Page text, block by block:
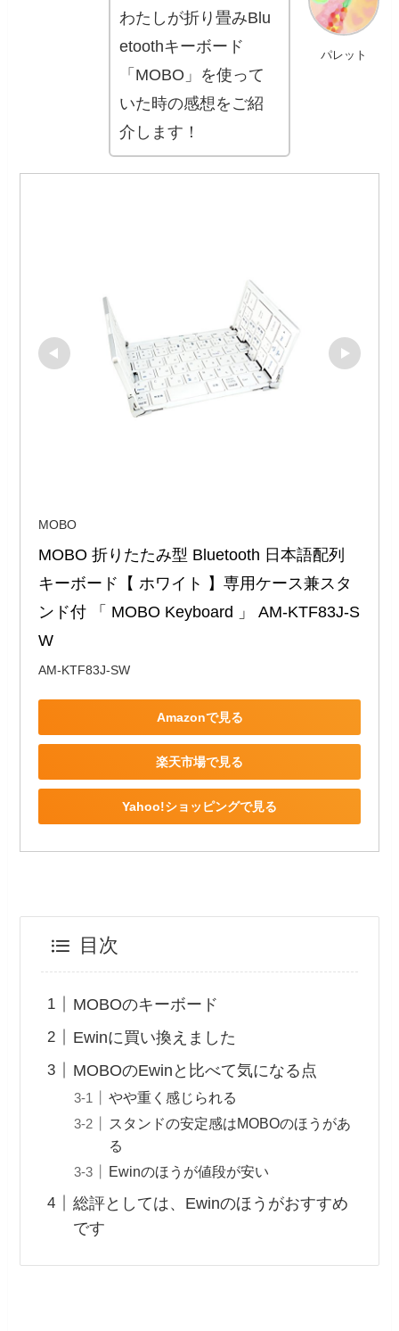
パレット
わたしが折り畳みBlu
etoothキーボード
「MOBO」を使って
いた時の感想をご紹
介します！
MOBO
MOBO 折りたたみ型 Bluetooth 日本語配列
キーボード【 ホワイト 】専用ケース兼スタ
ンド付 「 MOBO Keyboard 」 AM-KTF83J-S
W
AM-KTF83J-SW
Amazonで見る
楽天市場で見る
Yahoo!ショッピングで見る
目次
MOBOのキーボード
Ewinに買い換えました
MOBOのEwinと比べて気になる点
やや重く感じられる
スタンドの安定感はMOBOのほうがあ
る
Ewinのほうが値段が安い
総評としては、Ewinのほうがおすすめ
です